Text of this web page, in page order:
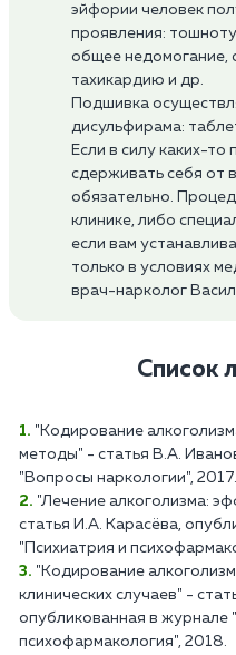
эйфории человек
проявления:
общее недомогание,
тахикардию и др.
Подшивка
дисульфирама:
Если в силу каких-
сдерживать себя от
обязательно.
клинике, либо
если вам
только в условиях
врач-нарколог
Список
"Кодирование
методы" - статья В.А.
"Вопросы наркологии", 2017.
"Лечение алкоголизма:
статья И.А. Карасёва,
"Психиатрия и
"Кодирование
клинических случаев" -
опубликованная в журнале
психофармакология", 2018.